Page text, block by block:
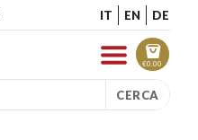
IT EN DE
€0.00
CERCA